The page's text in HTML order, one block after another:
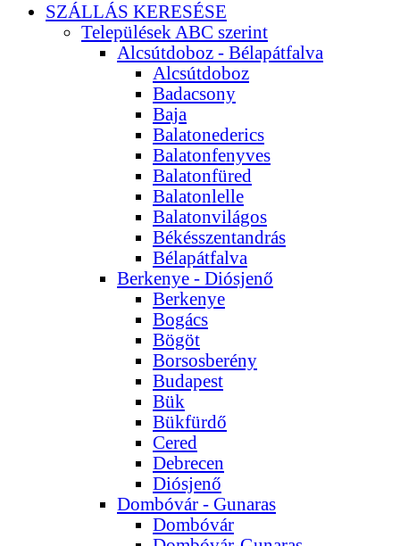
SZÁLLÁS KERESÉSE
Települések ABC szerint
Alcsútdoboz - Bélapátfalva
Alcsútdoboz
Badacsony
Baja
Balatonederics
Balatonfenyves
Balatonfüred
Balatonlelle
Balatonvilágos
Békésszentandrás
Bélapátfalva
Berkenye - Diósjenő
Berkenye
Bogács
Bögöt
Borsosberény
Budapest
Bük
Bükfürdő
Cered
Debrecen
Diósjenő
Dombóvár - Gunaras
Dombóvár